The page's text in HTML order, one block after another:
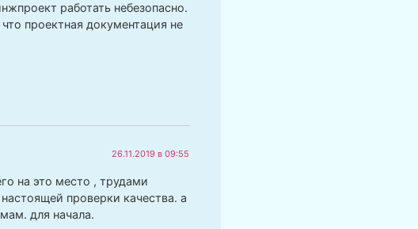
работать небезопасно.
проектная документация не
26.11.2019 в 09:55
на это место , трудами
проверки качества. а
для начала.